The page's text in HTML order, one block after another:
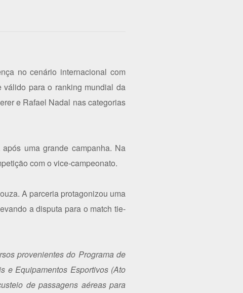
no cenário internacional com
para o ranking mundial da
e Rafael Nadal nas categorias
uma grande campanha. Na
com o vice-campeonato.
A parceria protagonizou uma
a disputa para o match tie-
provenientes do Programa de
e Equipamentos Esportivos (Ato
de passagens aéreas para